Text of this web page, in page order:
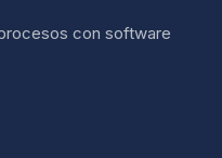
con software